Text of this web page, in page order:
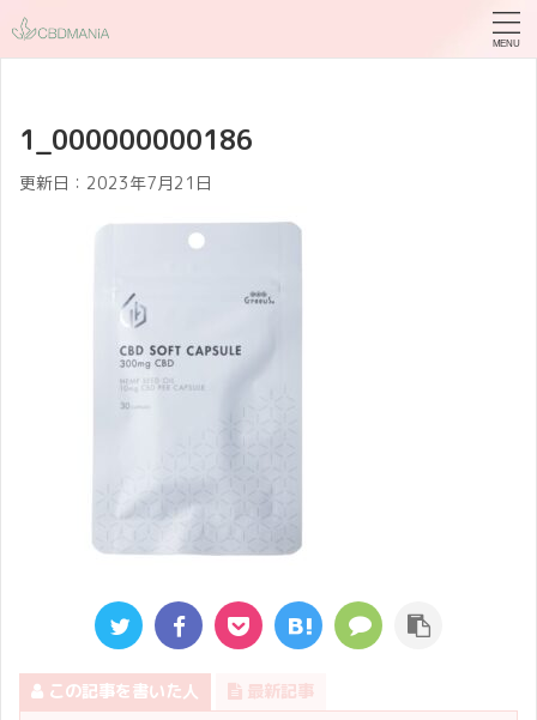
1_000000000186
更新日： 2023年7月21日
この記事を書いた人 最新記事